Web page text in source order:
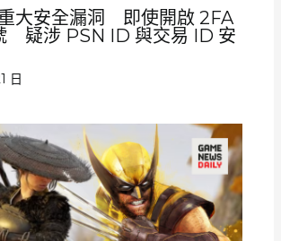
大安全漏洞 即使開啟 2FA
疑涉 PSN ID 與交易 ID 安
日